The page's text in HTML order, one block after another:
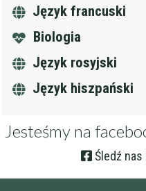
Język francuski
Biologia
Język rosyjski
Język hiszpański
Jesteśmy na
Śledź nas